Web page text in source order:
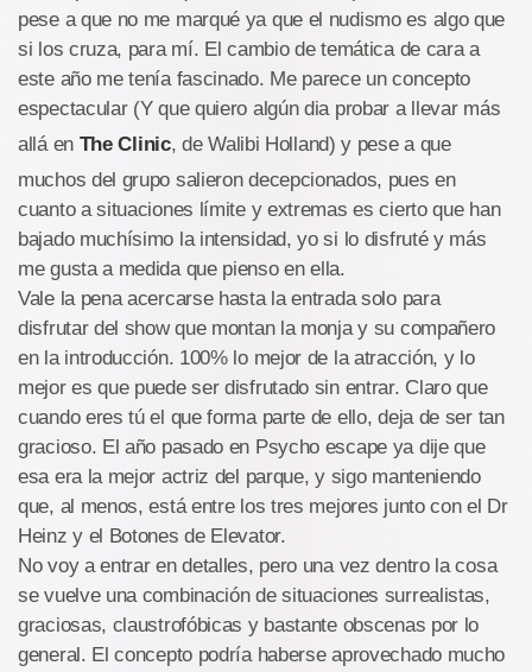
pese a que no me marqué ya que el nudismo es algo que
si los cruza, para mí. El cambio de temática de cara a
este año me tenía fascinado. Me parece un concepto
espectacular (Y que quiero algún dia probar a llevar más
allá en The Clinic, de Walibi Holland) y pese a que
muchos del grupo salieron decepcionados, pues en
cuanto a situaciones límite y extremas es cierto que han
bajado muchísimo la intensidad, yo si lo disfruté y más
me gusta a medida que pienso en ella.
Vale la pena acercarse hasta la entrada solo para
disfrutar del show que montan la monja y su compañero
en la introducción. 100% lo mejor de la atracción, y lo
mejor es que puede ser disfrutado sin entrar. Claro que
cuando eres tú el que forma parte de ello, deja de ser tan
gracioso. El año pasado en Psycho escape ya dije que
esa era la mejor actriz del parque, y sigo manteniendo
que, al menos, está entre los tres mejores junto con el Dr
Heinz y el Botones de Elevator.
No voy a entrar en detalles, pero una vez dentro la cosa
se vuelve una combinación de situaciones surrealistas,
graciosas, claustrofóbicas y bastante obscenas por lo
general. El concepto podría haberse aprovechado mucho